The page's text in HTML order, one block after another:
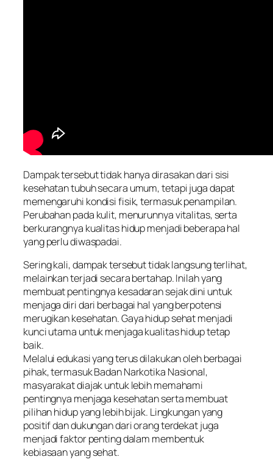
Dampak tersebut tidak hanya dirasakan dari sisi
kesehatan tubuh secara umum, tetapi juga dapat
memengaruhi kondisi fisik, termasuk penampilan.
Perubahan pada kulit, menurunnya vitalitas, serta
berkurangnya kualitas hidup menjadi beberapa hal
yang perlu diwaspadai.
Sering kali, dampak tersebut tidak langsung terlihat,
melainkan terjadi secara bertahap. Inilah yang
membuat pentingnya kesadaran sejak dini untuk
menjaga diri dari berbagai hal yang berpotensi
merugikan kesehatan. Gaya hidup sehat menjadi
kunci utama untuk menjaga kualitas hidup tetap
baik.
Melalui edukasi yang terus dilakukan oleh berbagai
pihak, termasuk Badan Narkotika Nasional,
masyarakat diajak untuk lebih memahami
pentingnya menjaga kesehatan serta membuat
pilihan hidup yang lebih bijak. Lingkungan yang
positif dan dukungan dari orang terdekat juga
menjadi faktor penting dalam membentuk
kebiasaan yang sehat.